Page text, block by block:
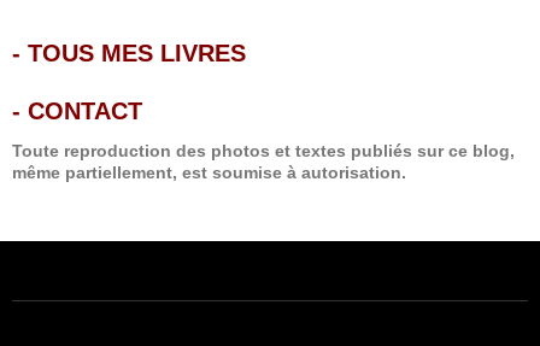
- TOUS MES LIVRES
- CONTACT
Toute reproduction des photos et textes publiés sur ce blog,
même partiellement, est soumise à autorisation.